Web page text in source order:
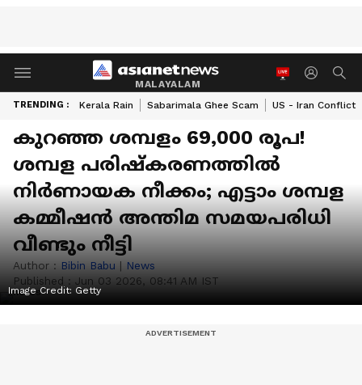
MALAYALAM
TRENDING : Kerala Rain Sabarimala Ghee Scam US - Iran Conflict
കുറഞ്ഞ ശമ്പളം 69,000 രൂപ!
ശമ്പള പരിഷ്കരണത്തിൽ
നിർണായക നീക്കം; എട്ടാം ശമ്പള
കമ്മീഷൻ അന്തിമ സമയപരിധി
വീണ്ടും നീട്ടി
Author : Bibin Babu | News
Published : Jun 03 2026, 08:41 AM IST
Image Credit: Getty